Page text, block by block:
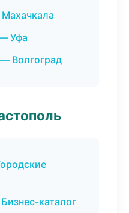
Уфа
Волгоград
каталог